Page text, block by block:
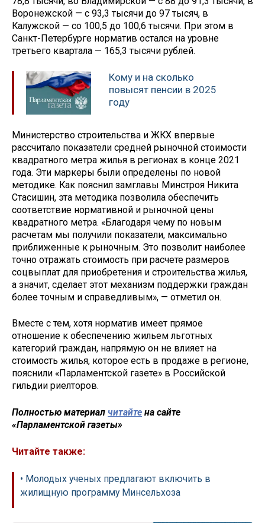
Воронежской — с 93,3 тысячи до 97 тысяч, в
Калужской — со 100,5 до 100,6 тысячи. При этом в
Санкт-Петербурге норматив остался на уровне
третьего квартала — 165,3 тысячи рублей.
Кому и на сколько
повысят пенсии в 2025
году
Министерство строительства и ЖКХ впервые
рассчитало показатели средней рыночной стоимости
квадратного метра жилья в регионах в конце 2021
года. Эти маркеры были определены по новой
методике. Как пояснил замглавы Минстроя Никита
Стасишин, эта методика позволила обеспечить
соответствие нормативной и рыночной цены
квадратного метра. «Благодаря чему по новым
расчетам мы получили показатели, максимально
приближенные к рыночным. Это позволит наиболее
точно отражать стоимость при расчете размеров
соцвыплат для приобретения и строительства жилья,
а значит, сделает этот механизм поддержки граждан
более точным и справедливым», — отметил он.
Вместе с тем, хотя норматив имеет прямое
отношение к обеспечению жильем льготных
категорий граждан, напрямую он не влияет на
стоимость жилья, которое есть в продаже в регионе,
пояснили «Парламентской газете» в Российской
гильдии риелторов.
Полностью материал читайте на сайте
«Парламентской газеты»
Читайте также:
• Молодых ученых предлагают включить в
жилищную программу Минсельхоза